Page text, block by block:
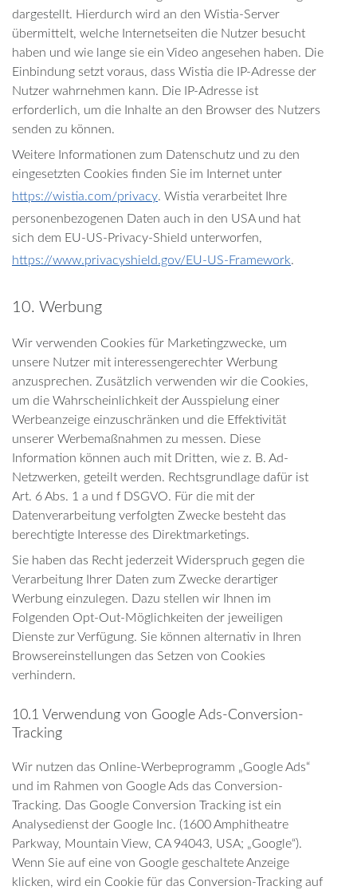
dargestellt. Hierdurch wird an den Wistia-Server
übermittelt, welche Internetseiten die Nutzer besucht
haben und wie lange sie ein Video angesehen haben. Die
Einbindung setzt voraus, dass Wistia die IP-Adresse der
Nutzer wahrnehmen kann. Die IP-Adresse ist
erforderlich, um die Inhalte an den Browser des Nutzers
senden zu können.
Weitere Informationen zum Datenschutz und zu den
eingesetzten Cookies finden Sie im Internet unter
​https://wistia.com/privacy. Wistia verarbeitet Ihre
personenbezogenen Daten auch in den USA und hat
sich dem EU-US-Privacy-Shield unterworfen, ​
https://www.privacyshield.gov/EU-US-Framework.
10. Werbung
Wir verwenden Cookies für Marketingzwecke, um
unsere Nutzer mit interessengerechter Werbung
anzusprechen. Zusätzlich verwenden wir die Cookies,
um die Wahrscheinlichkeit der Ausspielung einer
Werbeanzeige einzuschränken und die Effektivität
unserer Werbemaßnahmen zu messen. Diese
Information können auch mit Dritten, wie z. B. Ad-
Netzwerken, geteilt werden. Rechtsgrundlage dafür ist
Art. 6 Abs. 1 a und f DSGVO. Für die mit der
Datenverarbeitung verfolgten Zwecke besteht das
berechtigte Interesse des Direktmarketings.
Sie haben das Recht jederzeit Widerspruch gegen die
Verarbeitung Ihrer Daten zum Zwecke derartiger
Werbung einzulegen. Dazu stellen wir Ihnen im
Folgenden Opt-Out-Möglichkeiten der jeweiligen
Dienste zur Verfügung. Sie können alternativ in Ihren
Browsereinstellungen das Setzen von Cookies
verhindern.
10.1 Verwendung von Google Ads-Conversion-
Tracking
Wir nutzen das Online-Werbeprogramm „Google Ads“
und im Rahmen von Google Ads das Conversion-
Tracking. Das Google Conversion Tracking ist ein
Analysedienst der Google Inc. (1600 Amphitheatre
Parkway, Mountain View, CA 94043, USA; „Google“).
Wenn Sie auf eine von Google geschaltete Anzeige
klicken, wird ein Cookie für das Conversion-Tracking auf